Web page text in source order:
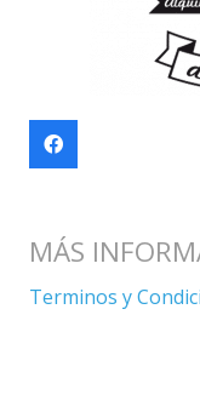
MÁS
Terminos y